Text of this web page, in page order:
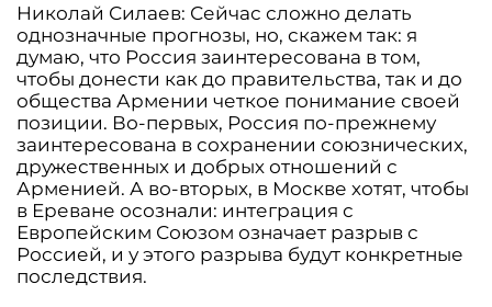
Николай Силаев: Сейчас сложно делать
однозначные прогнозы, но, скажем так: я
думаю, что Россия заинтересована в том,
чтобы донести как до правительства, так и до
общества Армении четкое понимание своей
позиции. Во-первых, Россия по-прежнему
заинтересована в сохранении союзнических,
дружественных и добрых отношений с
Арменией. А во-вторых, в Москве хотят, чтобы
в Ереване осознали: интеграция с
Европейским Союзом означает разрыв с
Россией, и у этого разрыва будут конкретные
последствия.